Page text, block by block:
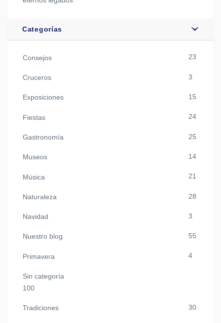
Categorías
Consejos 23
Cruceros 3
Exposiciones 15
Fiestas 24
Gastronomía 25
Museos 14
Música 21
Naturaleza 28
Navidad 3
Nuestro blog 55
Primavera 4
Sin categoría
100
Tradiciones 30